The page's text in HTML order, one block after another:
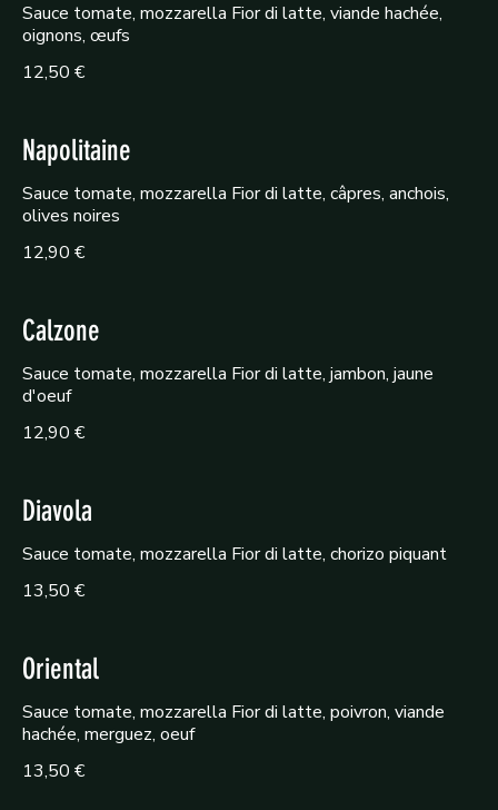
Sauce tomate, mozzarella Fior di latte, viande hachée,
oignons, œufs
12,50 €
Napolitaine
Sauce tomate, mozzarella Fior di latte, câpres, anchois,
olives noires
12,90 €
Calzone
Sauce tomate, mozzarella Fior di latte, jambon, jaune
d'oeuf
12,90 €
Diavola
Sauce tomate, mozzarella Fior di latte, chorizo piquant
13,50 €
Oriental
Sauce tomate, mozzarella Fior di latte, poivron, viande
hachée, merguez, oeuf
13,50 €